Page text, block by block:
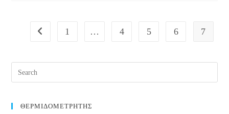
Go to the previous page
1 … 4 5 6 7
ΘΕΡΜΙΔΟΜΕΤΡΗΤΗΣ